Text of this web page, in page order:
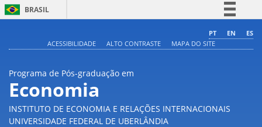
BRASIL
Comunica BR
PT EN
ES
ACESSIBILIDADE
ALTO CONTRASTE MAPA DO SITE
Programa de Pós-graduação em
Economia
INSTITUTO DE ECONOMIA E RELAÇÕES INTERNACIONAIS
UNIVERSIDADE FEDERAL DE UBERLÂNDIA